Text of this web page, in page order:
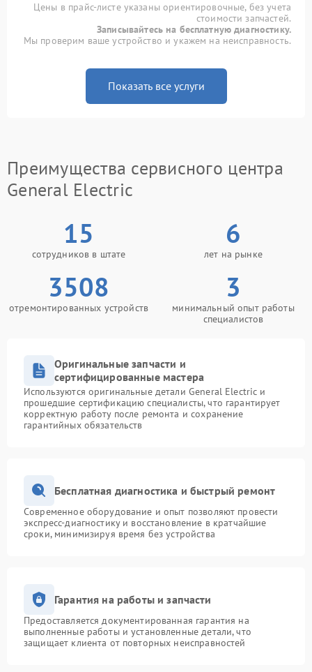
Цены в прайс-листе указаны ориентировочные, без учета
стоимости запчастей.
Записывайтесь на бесплатную диагностику.
Мы проверим ваше устройство и укажем на неисправность.
Показать все услуги
Преимущества сервисного центра
General Electric
15
сотрудников в штате
6
лет на рынке
3508
отремонтированных устройств
3
минимальный опыт работы
специалистов
Оригинальные запчасти и
сертифицированные мастера
Используются оригинальные детали General Electric и
прошедшие сертификацию специалисты, что гарантирует
корректную работу после ремонта и сохранение
гарантийных обязательств
Бесплатная диагностика и быстрый ремонт
Современное оборудование и опыт позволяют провести
экспресс-диагностику и восстановление в кратчайшие
сроки, минимизируя время без устройства
Гарантия на работы и запчасти
Предоставляется документированная гарантия на
выполненные работы и установленные детали, что
защищает клиента от повторных неисправностей